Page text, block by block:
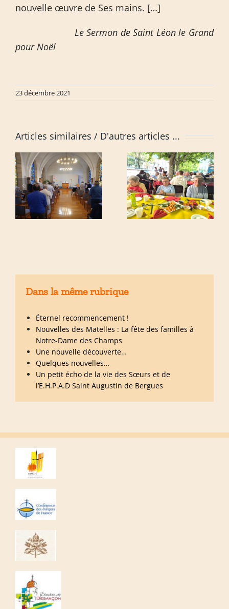
nouvelle œuvre de Ses mains. […]
Le Sermon de Saint Léon le Grand
pour Noël
23 décembre 2021
Articles similaires
Dans la même rubrique
Éternel recommencement !
Nouvelles des Matelles : La fête des familles à
Notre-Dame des Champs
Une nouvelle découverte…
Quelques nouvelles…
Un petit écho de la vie des Sœurs et de
l’E.H.P.A.D Saint Augustin de Bergues